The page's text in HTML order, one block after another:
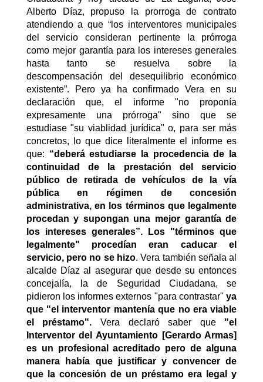
Alberto Díaz, propuso la prorroga de contrato
atendiendo a que “los interventores municipales
del servicio consideran pertinente la prórroga
como mejor garantía para los intereses generales
hasta tanto se resuelva sobre la
descompensación del desequilibrio económico
existente”. Pero ya ha confirmado Vera en su
declaración que, el informe "no proponía
expresamente una prórroga" sino que se
estudiase "su viablidad jurídica" o, para ser más
concretos, lo que dice literalmente el informe es
que: “deberá estudiarse la procedencia de la
continuidad de la prestación del servicio
público de retirada de vehículos de la vía
pública en régimen de concesión
administrativa, en los términos que legalmente
procedan y supongan una mejor garantía de
los intereses generales”. Los "términos que
legalmente" procedían eran caducar el
servicio, pero no se hizo. Vera también señala al
alcalde Díaz al asegurar que desde su entonces
concejalía, la de Seguridad Ciudadana, se
pidieron los informes externos "para contrastar"ya
que "el interventor mantenía que no era viable
el préstamo". Vera declaró saber que "el
Interventor del Ayuntamiento [Gerardo Armas]
es un profesional acreditado pero de alguna
manera había que justificar y convencer de
que la concesión de un préstamo era legal y